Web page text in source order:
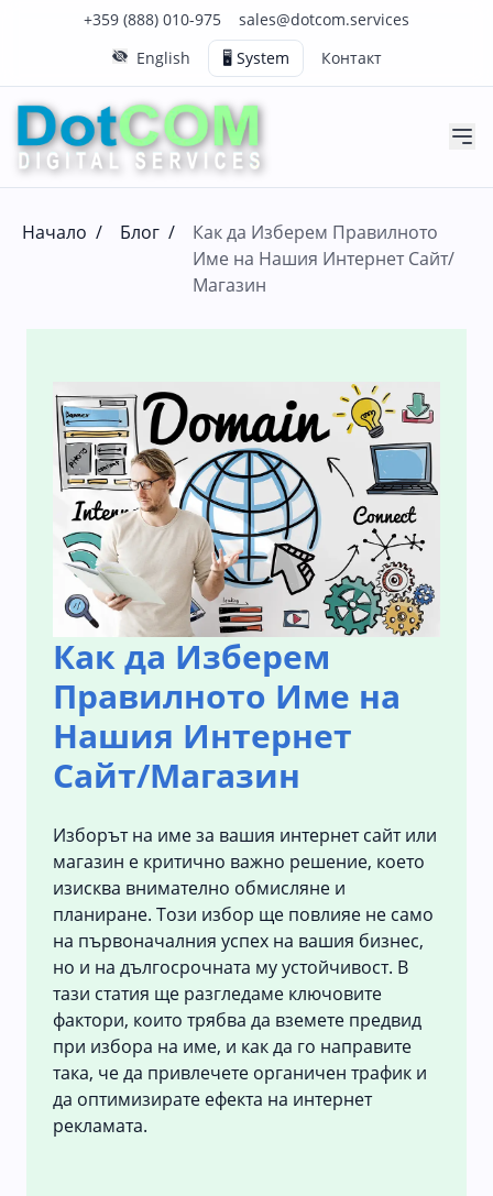
+359 (888) 010-975
Нашия телефонен номер е 0888010975
sales@dotcom.services
Нашия имейл адрес е sales@dotcom.services
English
🖥️ System Контакт
Начало / Блог /
Как да Изберем Правилното
Име на Нашия Интернет Сайт/
Магазин
Как да Изберем
Правилното Име на
Нашия Интернет
Сайт/Магазин
Изборът на име за вашия интернет сайт или
магазин е критично важно решение, което
изисква внимателно обмисляне и
планиране. Този избор ще повлияе не само
на първоначалния успех на вашия бизнес,
но и на дългосрочната му устойчивост. В
тази статия ще разгледаме ключовите
фактори, които трябва да вземете предвид
при избора на име, и как да го направите
така, че да привлечете органичен трафик и
да оптимизирате ефекта на интернет
рекламата.